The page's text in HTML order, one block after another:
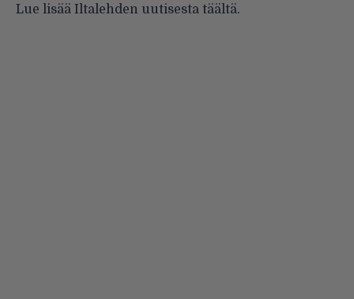
Lue lisää Iltalehden uutisesta täältä.